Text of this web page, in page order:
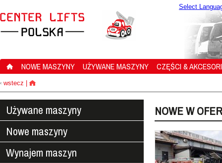
Select
NOWE MASZYNY UŻYWANE MASZYNY CZĘŚCI &
‹ wstecz
Używane maszyny
Nowe maszyny
Wynajem maszyn
NOWE W